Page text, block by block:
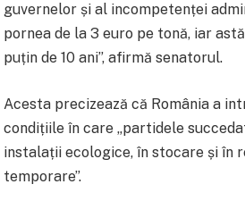
guvernelor și al incompetenței
pornea de la 3 euro pe tonă, iar
puțin de 10 ani”, afirmă senatorul.
Acesta precizează că România a
condițiile în care „partidele
instalații ecologice, în stocare și în
temporare”.